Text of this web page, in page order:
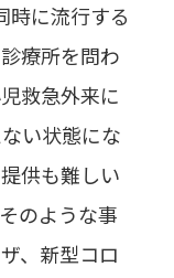
時に流行する
療所を問わ
救急外来に
い状態にな
供も難しい
のような事
、新型コロ